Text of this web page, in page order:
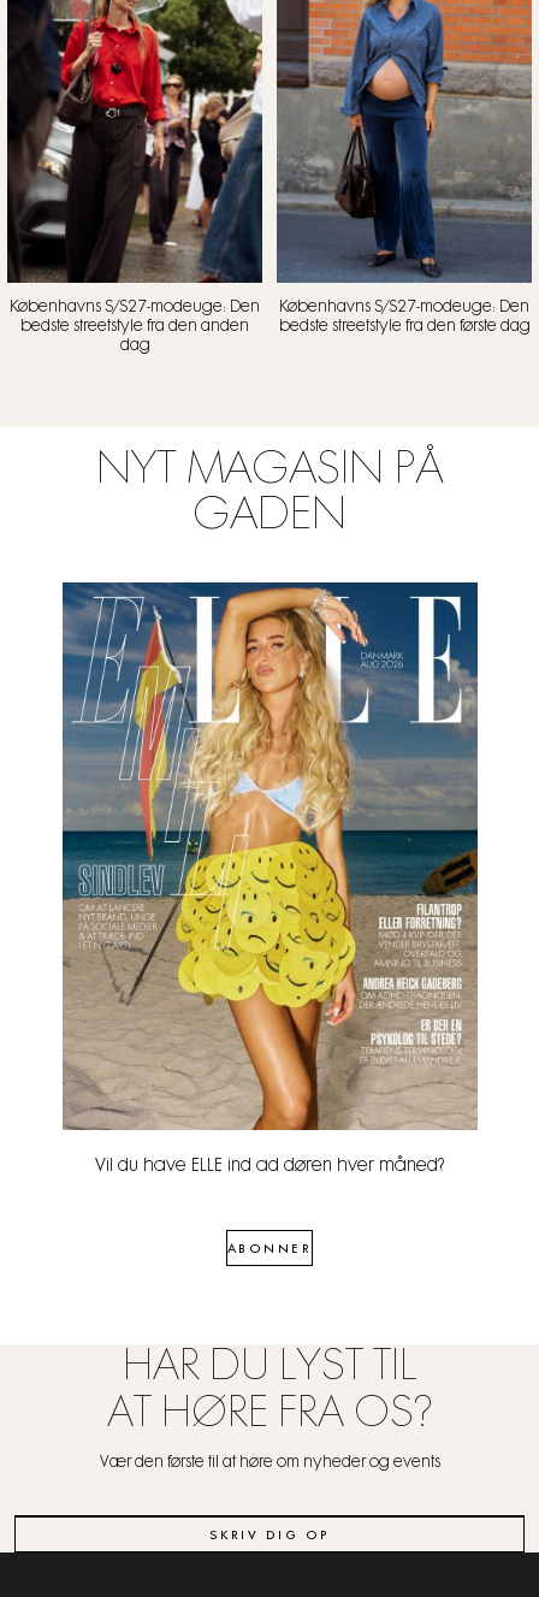
Københavns S/S27-modeuge: Den
bedste streetstyle fra den anden
dag
Københavns S/S27-modeuge: Den
bedste streetstyle fra den første dag
NYT MAGASIN PÅ
GADEN
Vil du have ELLE ind ad døren hver måned?
ABONNER
HAR DU LYST TIL
AT HØRE FRA OS?
Vær den første til at høre om nyheder og events
SKRIV DIG OP